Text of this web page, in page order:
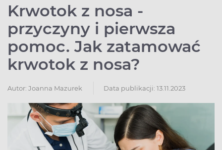
Krwotok z nosa -
przyczyny i pierwsza
pomoc. Jak zatamować
krwotok z nosa?
Autor: Joanna Mazurek Data publikacji: 13.11.2023